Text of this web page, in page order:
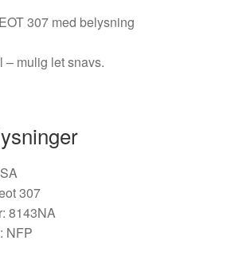
307 med belysning
– mulig let snavs.
307
8143NA
NFP